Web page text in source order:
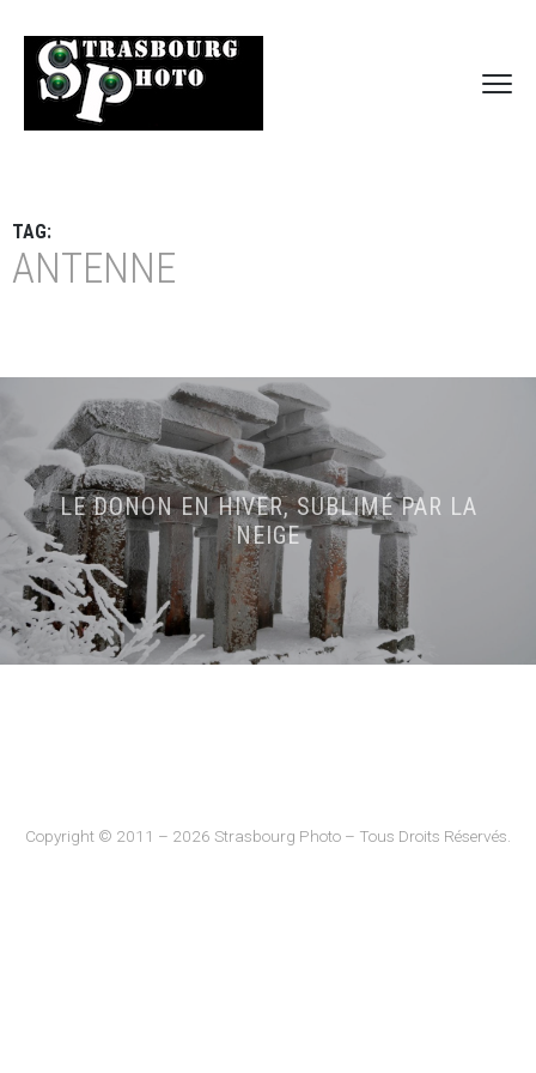
TAG:
ANTENNE
LE DONON EN HIVER, SUBLIMÉ PAR LA
NEIGE
Copyright © 2011 – 2026 Strasbourg Photo – Tous Droits Réservés.